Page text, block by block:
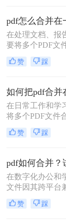
提交组合文档。
费软件提供PDF
案同样能高效完
免费合并为一个
介绍五种免费合
涵盖在线工具、
求。
在处理文档、报
要将多个PDF文
于查阅和管理。
个pdf里面呢？本
赞 踩
在日常工作和学
将多个PDF文件
查阅和分享。那
起呢？本文将介
赞 踩
在数字化办公和
文件因其跨平台
而广受欢迎。然
PDF文件时，将
赞 踩